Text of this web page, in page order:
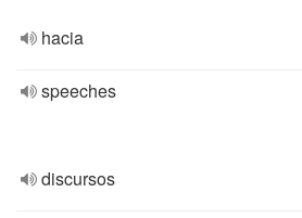
hacia
speeches
discursos